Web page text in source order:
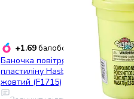
+1.69балобонусів
Баночка повітряного
пластиліну Hasbro Play-Doh,
жовтий (F1715)